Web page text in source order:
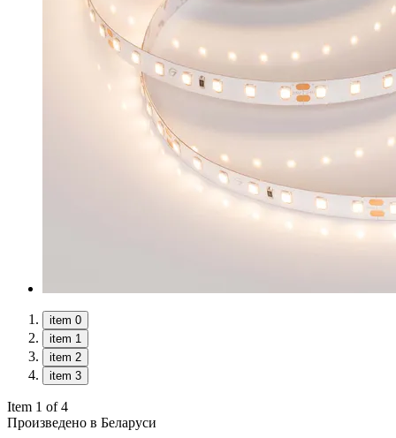
item 0
item 1
item 2
item 3
Item 1 of 4
Произведено в Беларуси